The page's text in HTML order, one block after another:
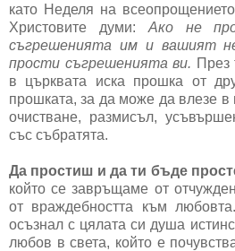
като Неделя на
Христовите думи: Ако не
съгрешенията им и вашият
прости съгрешенията ви. През
в църквата иска прошка от
прошката, за да може да влезе в
очистване, размисъл,
със събратята.
Да простиш и да ти бъде
който се завръщаме от
от враждебността към
осъзнал с цялата си душа
любов в света, който е